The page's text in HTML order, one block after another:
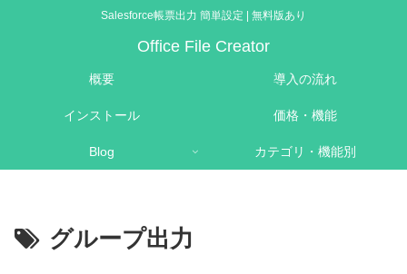
Salesforce帳票出力 簡単設定 | 無料版あり
Office File Creator
概要 導入の流れ
インストール 価格・機能
Blog カテゴリ・機能別
グループ出力